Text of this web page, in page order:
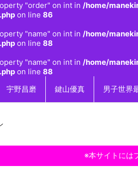
"order" on int in /home/
on line 86
"name" on int in /home/
on line 88
"name" on int in /home/
on line 88
宇野昌磨 鍵山優真 男子世界
※本サイトには